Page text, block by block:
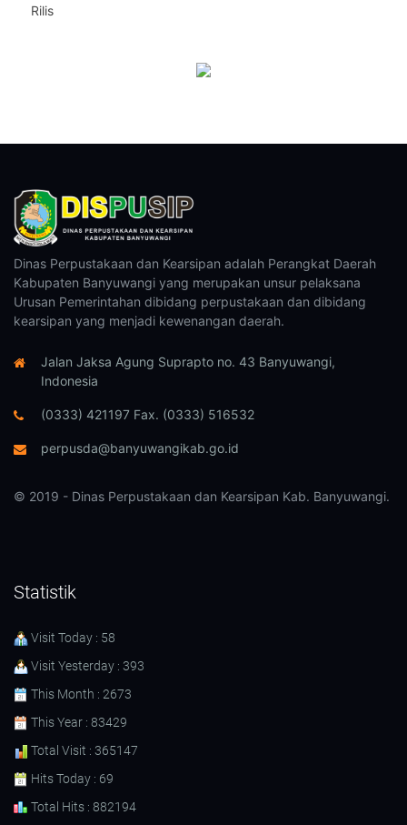
Rilis
Dinas Perpustakaan dan Kearsipan adalah Perangkat Daerah
Kabupaten Banyuwangi yang merupakan unsur pelaksana
Urusan Pemerintahan dibidang perpustakaan dan dibidang
kearsipan yang menjadi kewenangan daerah.
Jalan Jaksa Agung Suprapto no. 43 Banyuwangi,
Indonesia
(0333) 421197 Fax. (0333) 516532
perpusda@banyuwangikab.go.id
© 2019 - Dinas Perpustakaan dan Kearsipan Kab. Banyuwangi.
Statistik
Visit Today : 58
Visit Yesterday : 393
This Month : 2673
This Year : 83429
Total Visit : 365147
Hits Today : 69
Total Hits : 882194